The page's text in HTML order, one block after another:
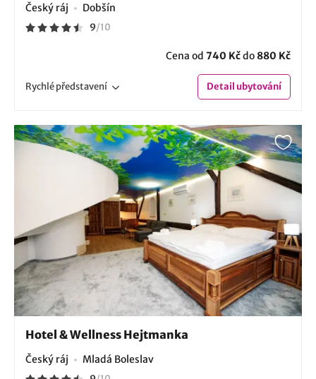
Český ráj Dobšín
9/10
Cena od 740 Kčdo 880 Kč
Rychlépředstavení Detailubytování
Hotel & Wellness Hejtmanka
Český ráj Mladá Boleslav